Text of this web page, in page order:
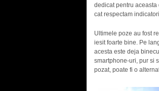
dedicat pentru
cat respectam
Ultimele poze au fost
iesit foarte bine. Pe
acesta este deja
smartphone-uri, pur si
pozat, poate fi o